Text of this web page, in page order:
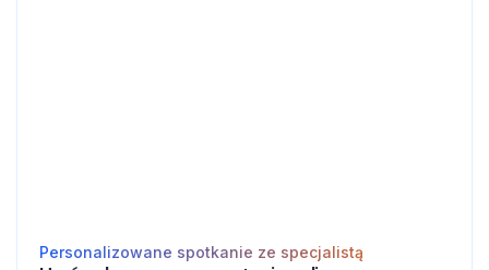
Personalizowane spotkanie ze specjalistą